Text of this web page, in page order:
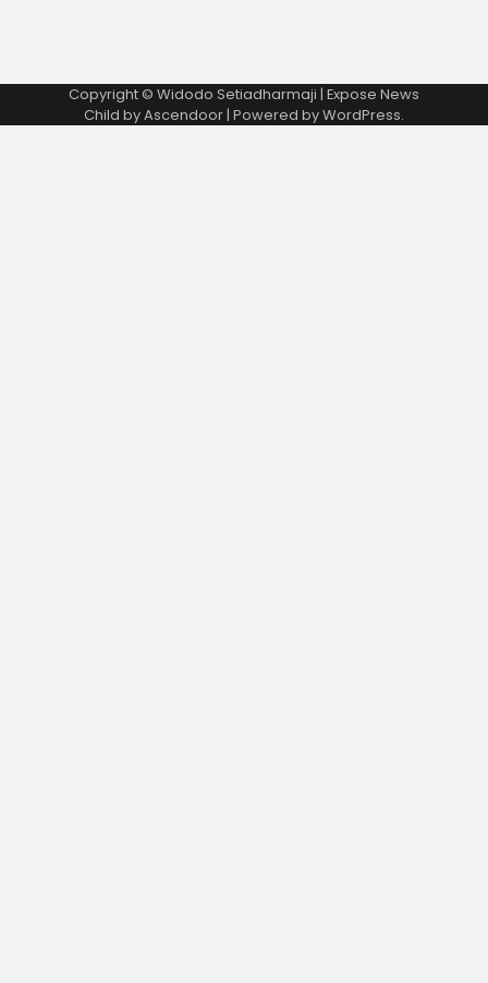
Copyright © Widodo Setiadharmaji | Expose News
Child byAscendoor| Powered byWordPress.